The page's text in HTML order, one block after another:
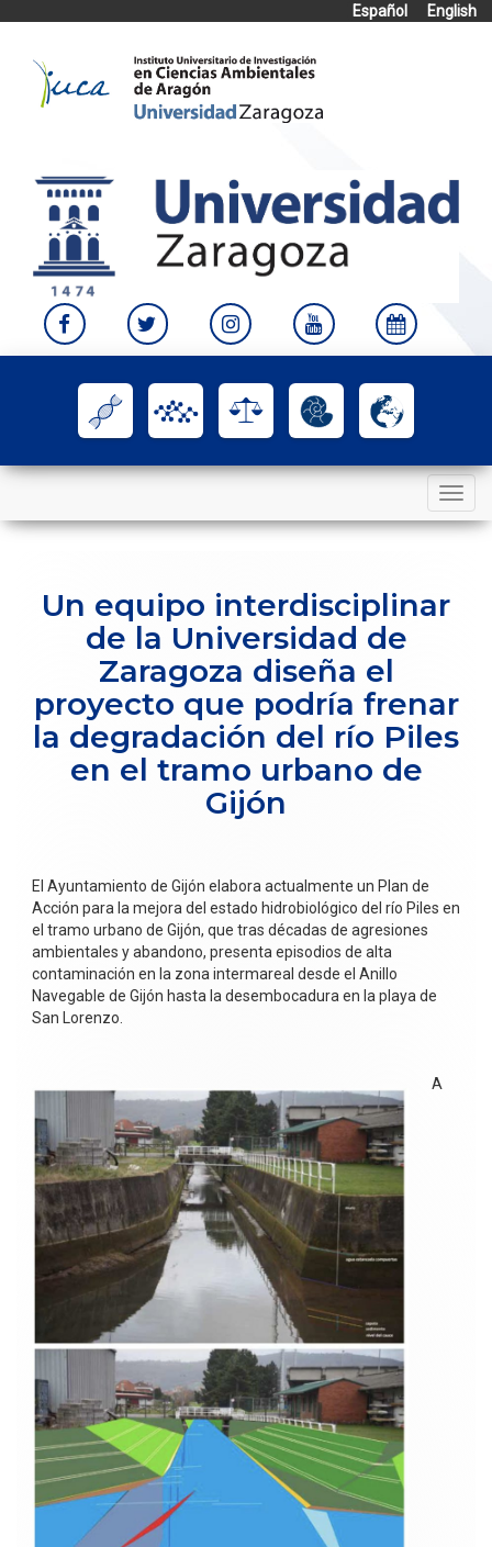
Español
English
content
Toggle
navigation
Un equipo interdisciplinar
de la Universidad de
Zaragoza diseña el
proyecto que podría frenar
la degradación del río Piles
en el tramo urbano de
Gijón
El Ayuntamiento de Gijón elabora actualmente un Plan de
Acción para la mejora del estado hidrobiológico del río Piles en
el tramo urbano de Gijón, que tras décadas de agresiones
ambientales y abandono, presenta episodios de alta
contaminación en la zona intermareal desde el Anillo
Navegable de Gijón hasta la desembocadura en la playa de
San Lorenzo.
A